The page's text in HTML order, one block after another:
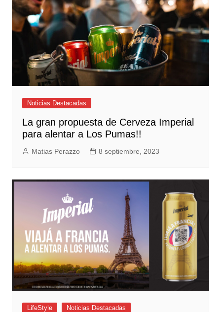
Noticias Destacadas
La gran propuesta de Cerveza Imperial
para alentar a Los Pumas!!
Matias Perazzo 8 septiembre, 2023
LifeStyle Noticias Destacadas